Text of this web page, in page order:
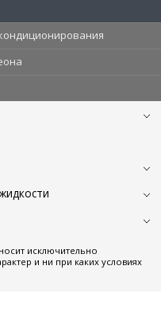
исключительно
и ни при каких условиях